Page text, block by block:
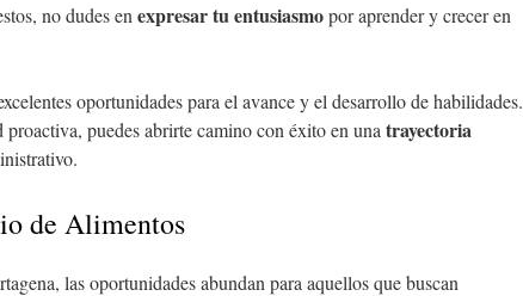
no dudes en expresar tu entusiasmopor aprender y crecer en
oportunidades para el avance y el desarrollo de habilidades.
puedes abrirte camino con éxito en una trayectoria
de Alimentos
las oportunidades abundan para aquellos que buscan